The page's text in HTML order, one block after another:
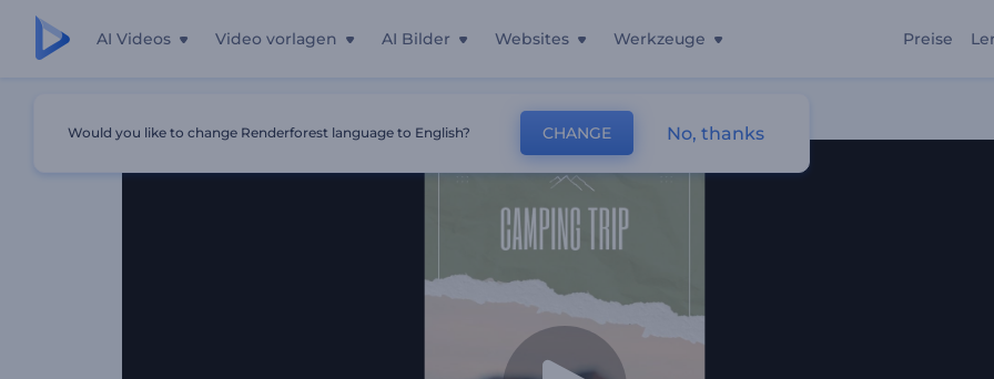
AI Videos Video vorlagen AI Bilder Websites Werkzeuge Preise
Would you like to change Renderforest language to English? CHANGE No, thanks